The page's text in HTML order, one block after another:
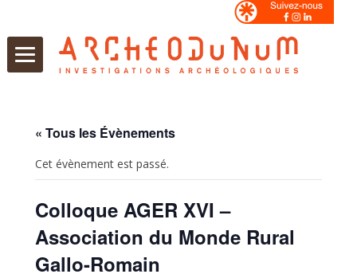
« Tous les Évènements
Cet évènement est passé.
Colloque AGER XVI –
Association du Monde Rural
Gallo-Romain